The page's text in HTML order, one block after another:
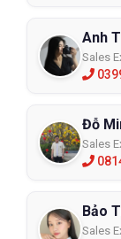
Anh
Sales
Đỗ
Sales
Bảo
Sales